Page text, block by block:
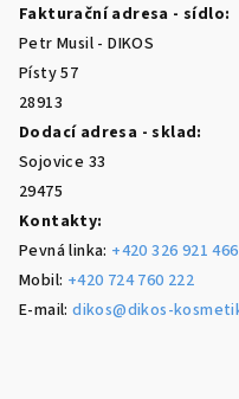
Fakturační adresa - sídlo:
Petr Musil - DIKOS
Písty 57
28913
Dodací adresa - sklad:
Sojovice 33
29475
Kontakty:
Pevná linka: +420 326 921 466
Mobil: +420 724 760 222
E-mail:dikos@dikos-